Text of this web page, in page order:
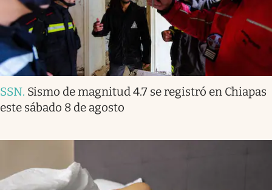
SSN. Sismo de magnitud 4.7 se registró en Chiapas
este sábado 8 de agosto